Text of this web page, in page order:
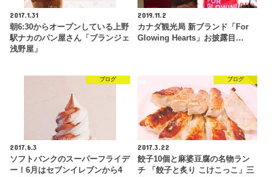
2017.1.31
朝6:30からオープンしている上野
駅ナカのパン屋さん「ブランジェ
浅野屋」
2019.11.2
カナダ観光局 新ブランド「For
Glowing Hearts」お披露目…
ブログ
2017.6.3
ソフトバンクのスーパーフライデ
ー！6月はセブンイレブンから4
ブログ
2017.3.22
餃子10個と麻婆豆腐の名物ラン
チ 「餃子と炙り こけこっこ」三